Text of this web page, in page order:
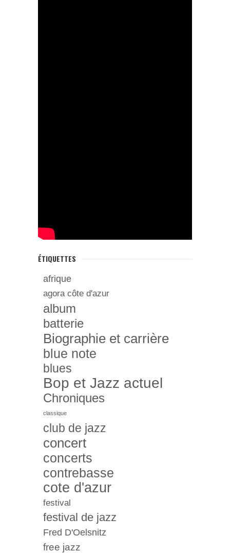
ÉTIQUETTES
afrique
agora côte d'azur
album
batterie
Biographie et carrière
blue note
blues
Bop et Jazz actuel
Chroniques
classique
club de jazz
concert
concerts
contrebasse
cote d'azur
festival
festival de jazz
Fred D'Oelsnitz
free jazz